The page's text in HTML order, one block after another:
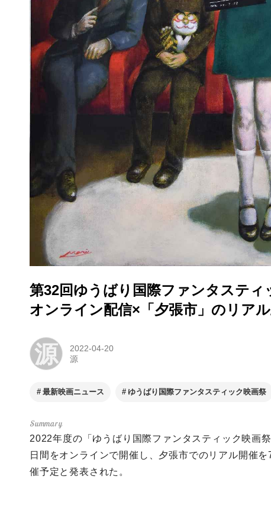
第32回ゆうばり国際ファンタスティ
オンライン配信×「⼣張市」のリア
源
2022-04-20
源
最新映画ニュース ゆうばり国際ファンタスティック映画祭
2022年度の「ゆうばり国際ファンタスティック映画
⽇間をオンラインで開催し、⼣張市でのリアル開催
催予定と発表された。